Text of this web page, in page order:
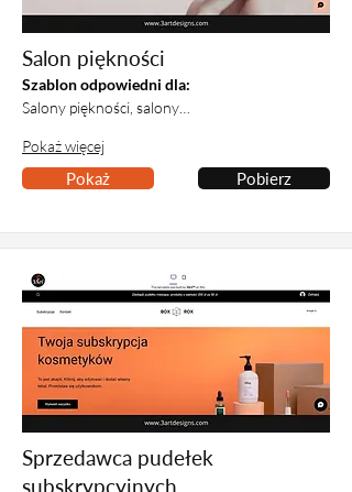
Salon piękności
Szablon odpowiedni dla:
Salony piękności, salony…
Pokaż więcej
Pokaż Pobierz
Sprzedawca pudełek
subskrypcyjnych